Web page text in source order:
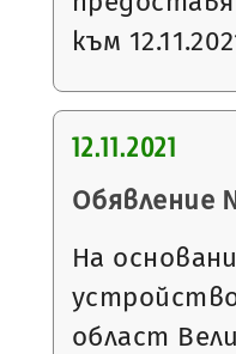
към
12.11.2021
Обявление
На
област